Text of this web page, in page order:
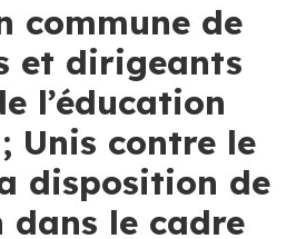
commune de
et dirigeants
l’éducation
Unis contre le
disposition de
le cadre